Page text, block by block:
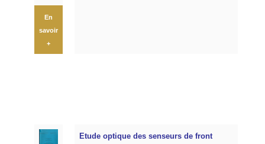
En
savoir
+
Etude optique des senseurs de front